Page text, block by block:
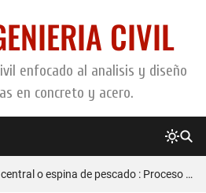
CIVIL
enfocado al analisis y diseño
en concreto y acero.
Construcción y detalles del armado
Escalera con viga central o espina de pescado : Proceso de construccion